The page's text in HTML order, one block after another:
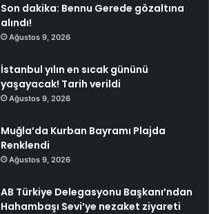
Son dakika: Bennu Gerede gözaltına
alındı!
Ağustos 9, 2026
İstanbul yılın en sıcak gününü
yaşayacak! Tarih verildi
Ağustos 9, 2026
Muğla’da Kurban Bayramı Plajda
Renklendi
Ağustos 9, 2026
AB Türkiye Delegasyonu Başkanı’ndan
Hahambaşı Sevi’ye nezaket ziyareti